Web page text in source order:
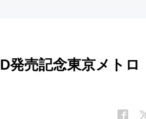
発売記念東京メトロ